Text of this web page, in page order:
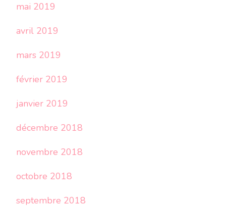
mai 2019
avril 2019
mars 2019
février 2019
janvier 2019
décembre 2018
novembre 2018
octobre 2018
septembre 2018